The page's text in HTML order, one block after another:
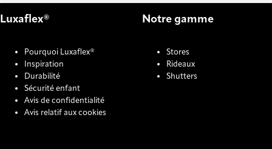
Luxaflex®
Pourquoi Luxaflex®
Inspiration
Durabilité
Sécurité enfant
Avis de confidentialité
Avis relatif aux cookies
Notre gamme
Stores
Rideaux
Shutters